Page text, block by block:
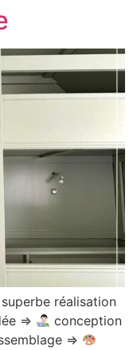
réalisation
=>
conception
=>